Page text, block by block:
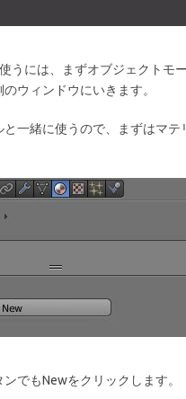
うには、まずオブジェクトモ
ウィンドウにいきます。
一緒に使うので、まずはマ
でもNewをクリックします。